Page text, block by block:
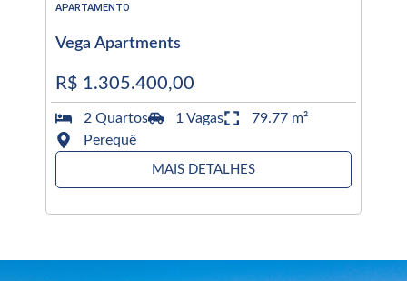
APARTAMENTO
Vega Apartments
R$ 1.305.400,00
2 Quartos 1 Vagas
79.77 m²
Perequê
MAIS DETALHES